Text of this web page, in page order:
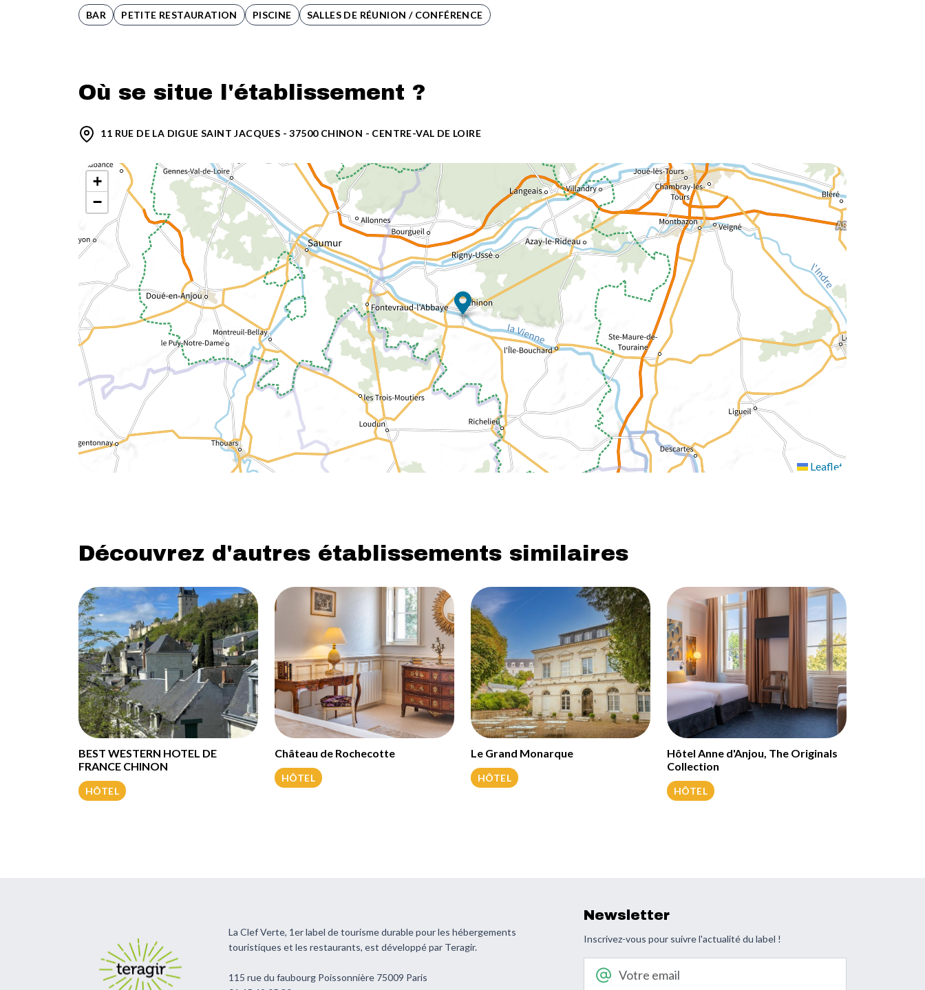
BAR PETITE RESTAURATION PISCINE SALLES DE RÉUNION / CONFÉRENCE
Où se situe l'établissement ?
11 RUE DE LA DIGUE SAINT JACQUES - 37500 CHINON - CENTRE-VAL DE LOIRE
+
−
Leaflet
Découvrez d'autres établissements similaires
BEST WESTERN HOTEL DE
FRANCE CHINON
HÔTEL
Château de Rochecotte
HÔTEL
Le Grand Monarque
HÔTEL
Hôtel Anne d'Anjou, The Originals
Collection
HÔTEL
La Clef Verte, 1er label de tourisme durable pour les hébergements
touristiques et les restaurants, est développé par Teragir.
115 rue du faubourg Poissonnière 75009 Paris
Newsletter
Inscrivez-vous pour suivre l'actualité du label !